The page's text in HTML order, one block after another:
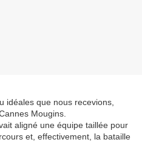
idéales que nous recevions,
Mougins.
aligné une équipe taillée pour
et, effectivement, la bataille